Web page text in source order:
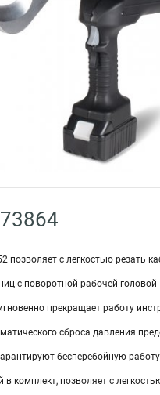
позволяет с легкостью резать
с поворотной рабочей головой
прекращает работу
сброса давления
бесперебойную работу
комплект, позволяет с